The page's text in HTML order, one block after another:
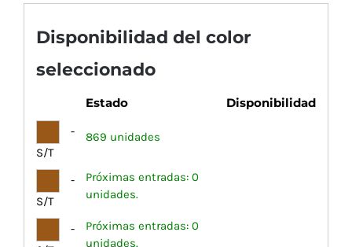
Disponibilidad del color
seleccionado
Estado Disponibilidad
-
S/T
869 unidades
-
S/T
Próximas entradas: 0
unidades.
-
Próximas entradas: 0
unidades.